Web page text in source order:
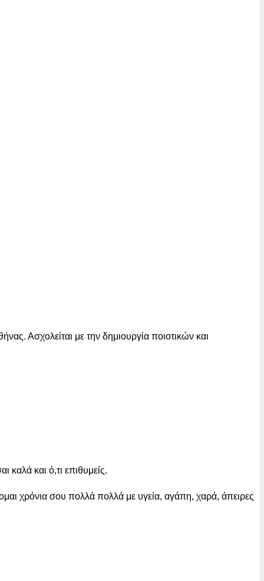
Ασχολείται με την δημιουργία ποιοτικών και
καλά και ό,τι επιθυμείς.
χρόνια σου πολλά πολλά με υγεία, αγάπη, χαρά, άπειρες